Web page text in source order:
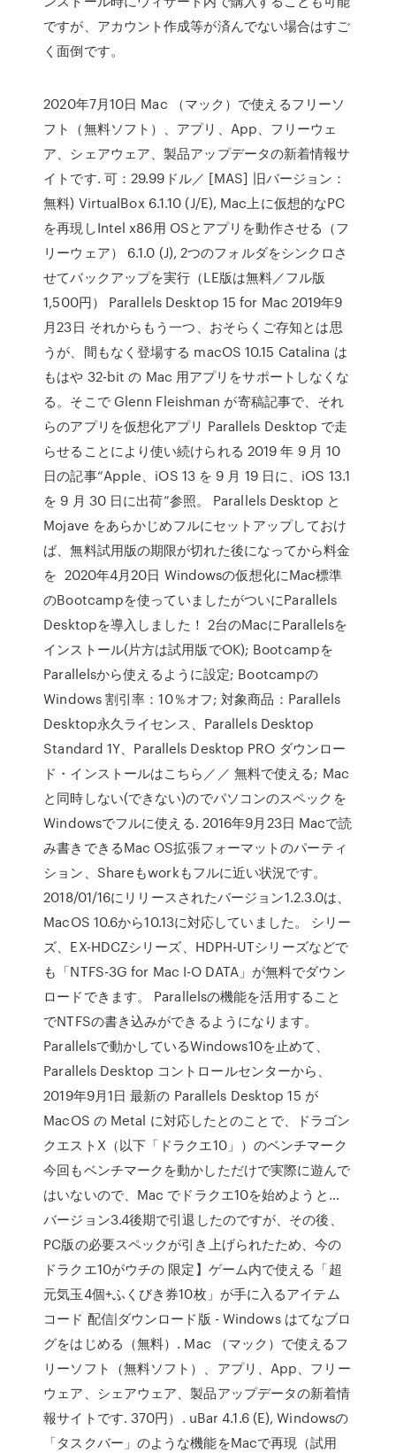
ですが、アカウント作成等が済んでない場合はすご
く面倒です。
2020年7月10日 Mac （マック）で使えるフリーソ
フト（無料ソフト）、アプリ、App、フリーウェ
ア、シェアウェア、製品アップデータの新着情報サ
イトです. 可：29.99ドル／ [MAS] 旧バージョン：
無料) VirtualBox 6.1.10 (J/E), Mac上に仮想的なPC
を再現しIntel x86用 OSとアプリを動作させる（フ
リーウェア） 6.1.0 (J), 2つのフォルダをシンクロさ
せてバックアップを実行（LE版は無料／フル版
1,500円） Parallels Desktop 15 for Mac 2019年9
月23日 それからもう一つ、おそらくご存知とは思
うが、間もなく登場する macOS 10.15 Catalina は
もはや 32-bit の Mac 用アプリをサポートしなくな
る。そこで Glenn Fleishman が寄稿記事で、それ
らのアプリを仮想化アプリ Parallels Desktop で走
らせることにより使い続けられる 2019 年 9 月 10
日の記事“Apple、iOS 13 を 9 月 19 日に、iOS 13.1
を 9 月 30 日に出荷”参照。 Parallels Desktop と
Mojave をあらかじめフルにセットアップしておけ
ば、無料試用版の期限が切れた後になってから料金
を 2020年4月20日 Windowsの仮想化にMac標準
のBootcampを使っていましたがついにParallels
Desktopを導入しました！ 2台のMacにParallelsを
インストール(片方は試用版でOK); Bootcampを
Parallelsから使えるように設定; Bootcampの
Windows 割引率：10％オフ; 対象商品：Parallels
Desktop永久ライセンス、Parallels Desktop
Standard 1Y、Parallels Desktop PRO ダウンロー
ド・インストールはこちら／／ 無料で使える; Mac
と同時しない(できない)のでパソコンのスペックを
Windowsでフルに使える. 2016年9月23日 Macで読
み書きできるMac OS拡張フォーマットのパーティ
ション、Shareもworkもフルに近い状況です。
2018/01/16にリリースされたバージョン1.2.3.0は、
MacOS 10.6から10.13に対応していました。 シリー
ズ、EX-HDCZシリーズ、HDPH-UTシリーズなどで
も「NTFS-3G for Mac I-O DATA」が無料でダウン
ロードできます。 Parallelsの機能を活用すること
でNTFSの書き込みができるようになります。
Parallelsで動かしているWindows10を止めて、
Parallels Desktop コントロールセンターから、
2019年9月1日 最新の Parallels Desktop 15 が
MacOS の Metal に対応したとのことで、ドラゴン
クエストX（以下「ドラクエ10」）のベンチマーク
今回もベンチマークを動かしただけで実際に遊んで
はいないので、Mac でドラクエ10を始めようと…
バージョン3.4後期で引退したのですが、その後、
PC版の必要スペックが引き上げられたため、今の
ドラクエ10がウチの 限定】ゲーム内で使える「超
元気玉4個+ふくびき券10枚」が手に入るアイテム
コード 配信|ダウンロード版 - Windows はてなブロ
グをはじめる（無料）. Mac （マック）で使えるフ
リーソフト（無料ソフト）、アプリ、App、フリー
ウェア、シェアウェア、製品アップデータの新着情
報サイトです. 370円）. uBar 4.1.6 (E), Windowsの
「タスクバー」のような機能をMacで再現（試用